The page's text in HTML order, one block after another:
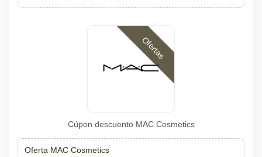
Ofertas
Cúpon descuento MAC Cosmetics
Oferta MAC Cosmetics